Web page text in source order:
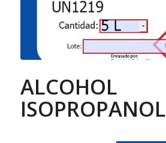
ALCOHOL
ISOPROPANOL